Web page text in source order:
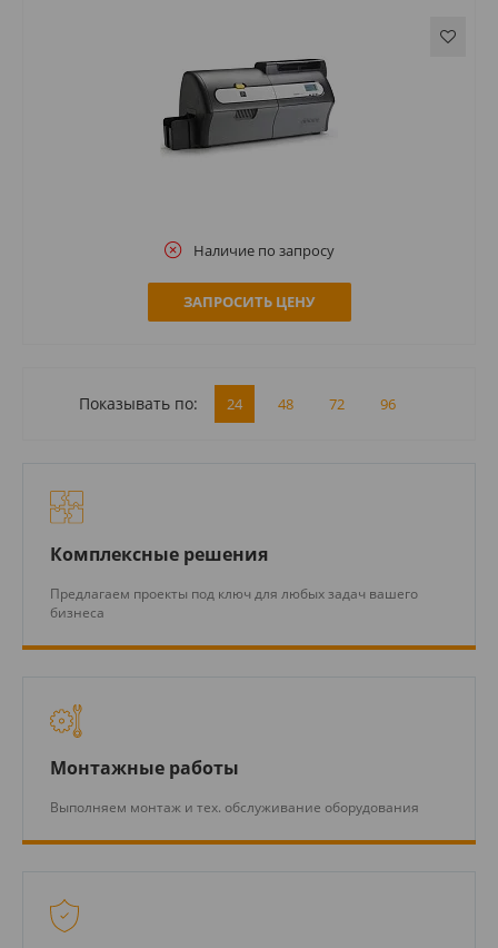
Наличие по запросу
ЗАПРОСИТЬ ЦЕНУ
Показывать по: 24 48 72 96
Комплексные решения
Предлагаем проекты под ключ для любых задач вашего
бизнеса
Монтажные работы
Выполняем монтаж и тех. обслуживание оборудования